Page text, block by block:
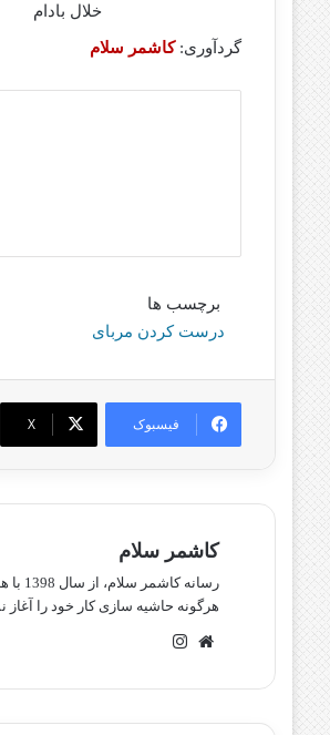
خلال بادام
گردآوری:کاشمر سلام
برچسب ها
درست کردن مربای
فیسبوک X
کاشمر سلام
هرگونه حاشیه سازی کار خود را آغاز
وبسایت